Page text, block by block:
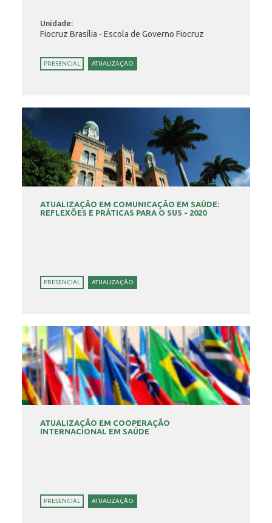
Unidade:
Fiocruz Brasília - Escola de Governo Fiocruz
PRESENCIAL ATUALIZAÇÃO
ATUALIZAÇÃO EM COMUNICAÇÃO EM SAÚDE:
REFLEXÕES E PRÁTICAS PARA O SUS - 2020
PRESENCIAL ATUALIZAÇÃO
ATUALIZAÇÃO EM COOPERAÇÃO
INTERNACIONAL EM SAÚDE
PRESENCIAL ATUALIZAÇÃO